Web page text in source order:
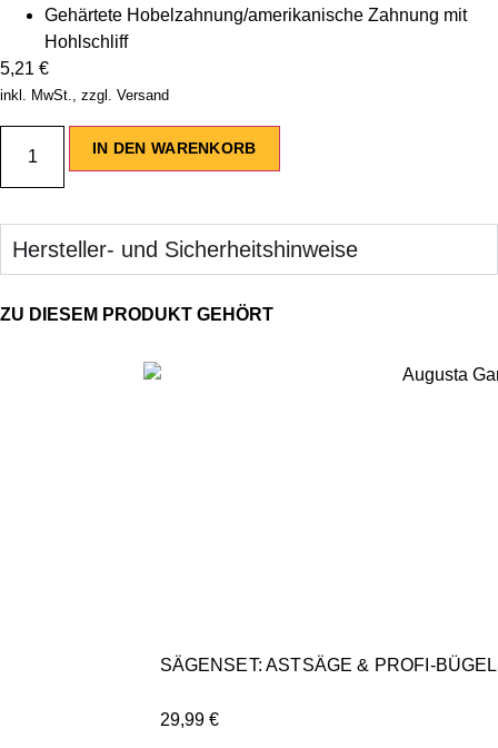
Gehärtete Hobelzahnung/amerikanische Zahnung mit
Hohlschliff
5,21 €
inkl. MwSt., zzgl. Versand
IN DEN WARENKORB
Hersteller- und Sicherheitshinweise
SÄGENSET: ASTSÄGE & PROFI-
29,99 €